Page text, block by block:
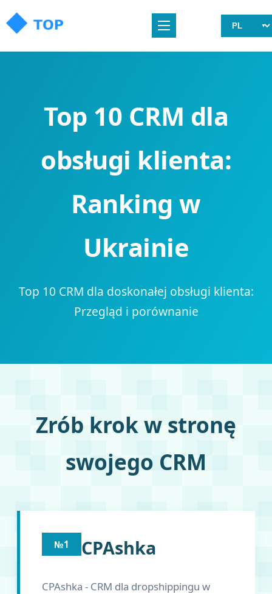
Top 10 CRM dla
obsługi klienta:
Ranking w
Ukrainie
Top 10 CRM dla doskonałej obsługi klienta:
Przegląd i porównanie
Zrób krok w stronę
swojego CRM
№1 CPAshka
CPAshka - CRM dla dropshippingu w